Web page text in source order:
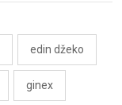
edin džeko
ginex